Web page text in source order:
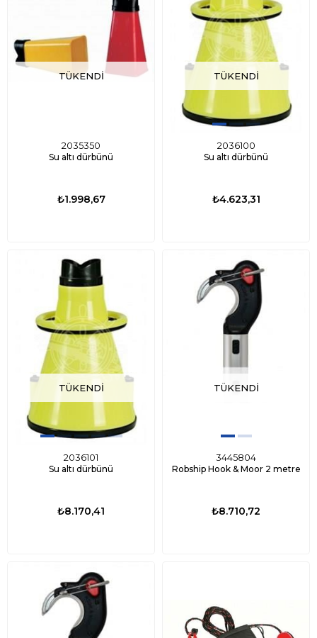
TÜKENDI
2035350
Su altı dürbünü
₺1.998,67
TÜKENDI
2036100
Su altı dürbünü
₺4.623,31
TÜKENDI
2036101
Su altı dürbünü
₺8.170,41
TÜKENDI
3445804
Robship Hook & Moor 2 metre
₺8.710,72